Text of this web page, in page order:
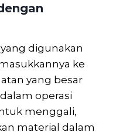
digunakan
ke
yang besar
operasi
menggali,
material dalam